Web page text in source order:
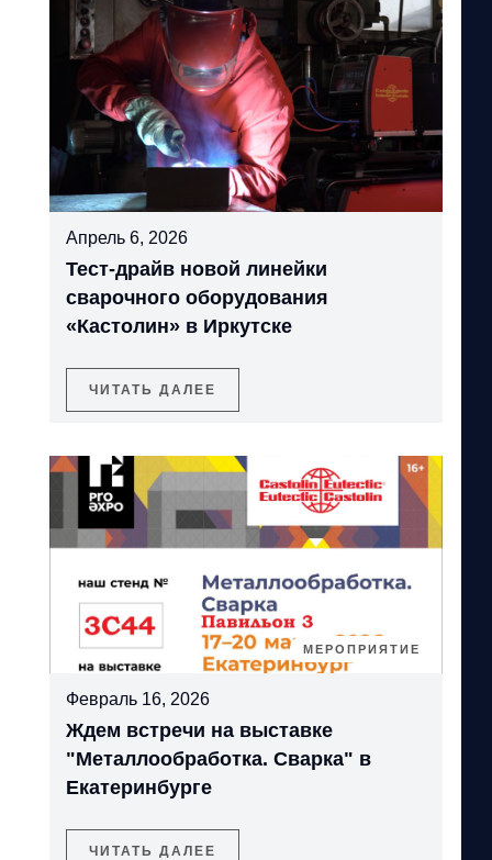
Апрель 6, 2026
Тест-драйв новой линейки
сварочного оборудования
«Кастолин» в Иркутске
ЧИТАТЬ ДАЛЕЕ
МЕРОПРИЯТИЕ
Февраль 16, 2026
Ждем встречи на выставке
"Металлообработка. Сварка" в
Екатеринбурге
ЧИТАТЬ ДАЛЕЕ